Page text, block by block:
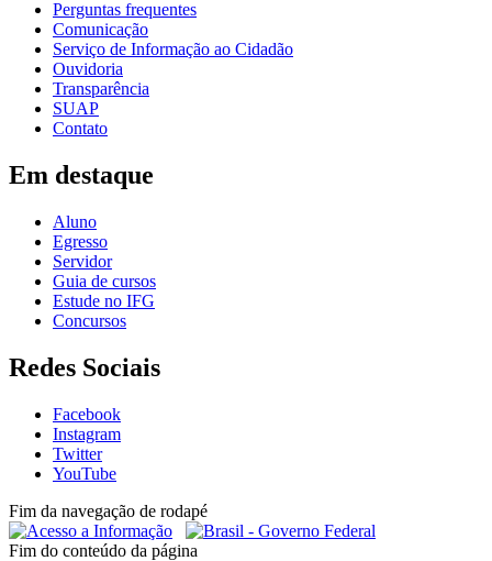
Perguntas frequentes
Comunicação
Serviço de Informação ao Cidadão
Ouvidoria
Transparência
SUAP
Contato
Em destaque
Aluno
Egresso
Servidor
Guia de cursos
Estude no IFG
Concursos
Redes Sociais
Facebook
Instagram
Twitter
YouTube
Fim da navegação de rodapé
Fim do conteúdo da página